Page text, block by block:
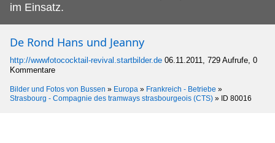
im Einsatz.
De Rond Hans und Jeanny
http://wwwfotococktail-revival.startbilder.de 06.11.2011, 729 Aufrufe, 0
Kommentare
Bilder und Fotos von Bussen » Europa » Frankreich - Betriebe »
Strasbourg - Compagnie des tramways strasbourgeois (CTS) » ID 80016